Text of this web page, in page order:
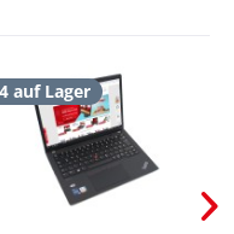
4 auf Lager